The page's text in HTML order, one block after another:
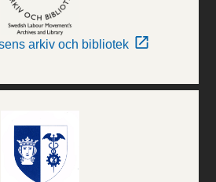
arkiv och bibliotek